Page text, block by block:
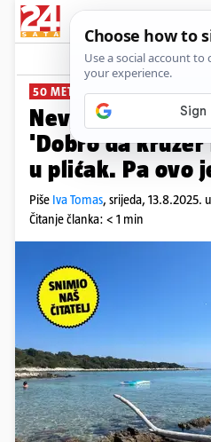
50 METARA OD OBALE
Nevjerojatne
'Dobro da
u plićak. Pa ovo
Piše Iva Tomas, srijeda, 13.8.2025.
Čitanje članka: < 1 min